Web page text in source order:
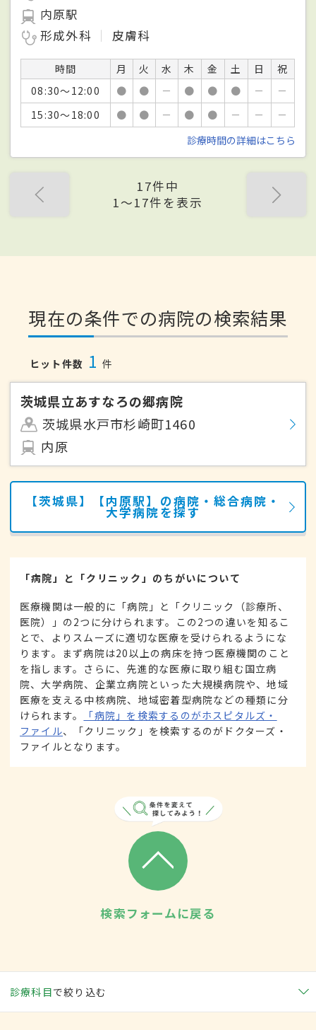
内原駅
形成外科
皮膚科
時間 月 火 水 木 金 土 日
祝
08:30～12:00
● ● － ● ● ● －
－
15:30～18:00
● ● － ● ● － －
－
診療時間の詳細はこちら
17件中
1〜17件を表示
現在の条件での病院の検索結果
ヒット件数 1 件
茨城県立あすなろの郷病院
茨城県水戸市杉崎町1460
内原
【茨城県】【内原駅】の病院・総合病院・
大学病院を探す
「病院」と「クリニック」のちがいについて
医療機関は一般的に「病院」と「クリニック（診療所、
医院）」の2つに分けられます。この2つの違いを知るこ
とで、よりスムーズに適切な医療を受けられるようにな
ります。まず病院は20以上の病床を持つ医療機関のこと
を指します。さらに、先進的な医療に取り組む国立病
院、大学病院、企業立病院といった大規模病院や、地域
医療を支える中核病院、地域密着型病院などの種類に分
けられます。
「病院」を検索するのがホスピタルズ・
ファイル、「クリニック」を検索するのがドクターズ・
ファイルとなります。
検索フォームに戻る
診療科目で絞り込む